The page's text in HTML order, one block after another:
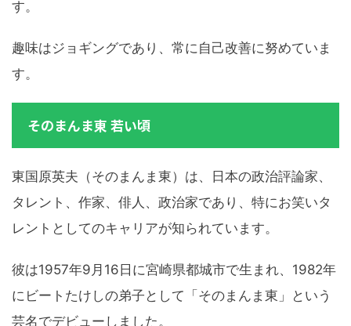
す。
趣味はジョギングであり、常に自己改善に努めていま
す。
そのまんま東 若い頃
東国原英夫（そのまんま東）は、日本の政治評論家、
タレント、作家、俳人、政治家であり、特にお笑いタ
レントとしてのキャリアが知られています。
彼は1957年9月16日に宮崎県都城市で生まれ、1982年
にビートたけしの弟子として「そのまんま東」という
芸名でデビューしました。